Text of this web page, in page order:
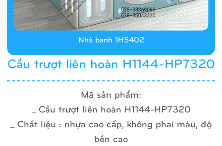
Cầu trượt liên hoàn H1144-HP7320
Mã sản phẩm:
_ Cầu trượt liên hoàn H1144-HP7320
_ Chất liệu : nhựa cao cấp, không phai màu, độ
bền cao
Nhà banh 1H5402